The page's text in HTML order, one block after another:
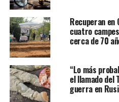
Recuperan
cuatro
cerca de 70
“Lo más
el llamado del
guerra en